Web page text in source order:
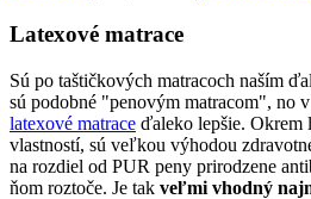
Latexové matrace
Sú po taštičkových matracoch naším
sú podobné "penovým matracom", no
latexové matrace ďaleko lepšie. Okrem
vlastností, sú veľkou výhodou
na rozdiel od PUR peny prirodzene
ňom roztoče. Je tak veľmi vhodný